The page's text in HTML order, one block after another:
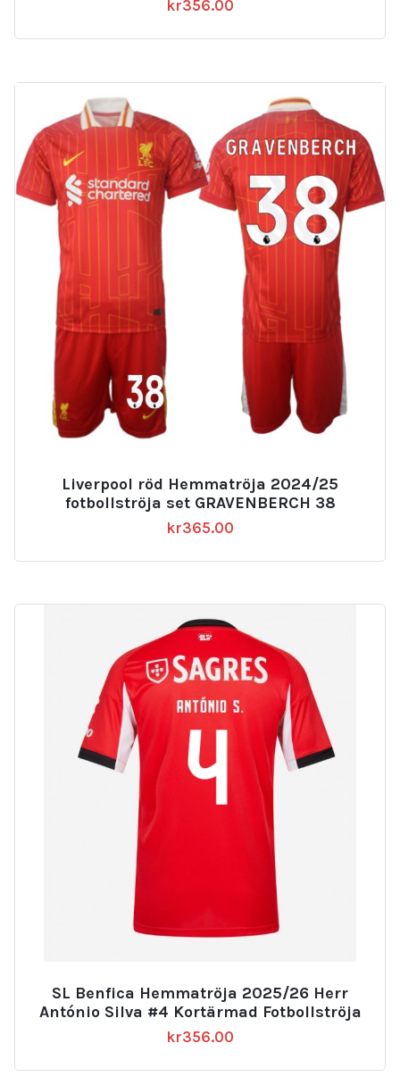
kr356.00
Liverpool röd Hemmatröja 2024/25
fotbollströja set GRAVENBERCH 38
kr365.00
SL Benfica Hemmatröja 2025/26 Herr
António Silva #4 Kortärmad Fotbollströja
kr356.00